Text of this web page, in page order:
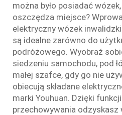
można było posiadać
oszczędza miejsce?
elektryczny wózek
są idealne zarówno do
podróżowego. Wyobraź
siedzeniu samochodu, pod
małej szafce, gdy go nie
obiecują składane
marki Youhuan. Dzięki
przechowywania